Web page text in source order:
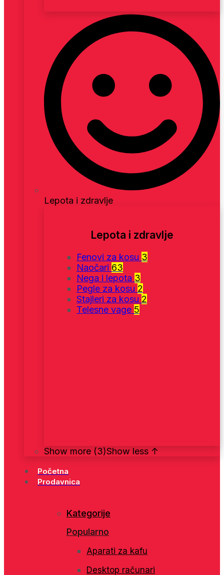
Lepota i zdravlje
Lepota i zdravlje
Fenovi za kosu 3
Naočari 63
Nega i lepota 3
Pegle za kosu 2
Stajleri za kosu 2
Telesne vage 5
Show more (3)Show less ↑
Početna
Prodavnica
Kategorije
Popularno
Aparati za kafu
Desktop računari